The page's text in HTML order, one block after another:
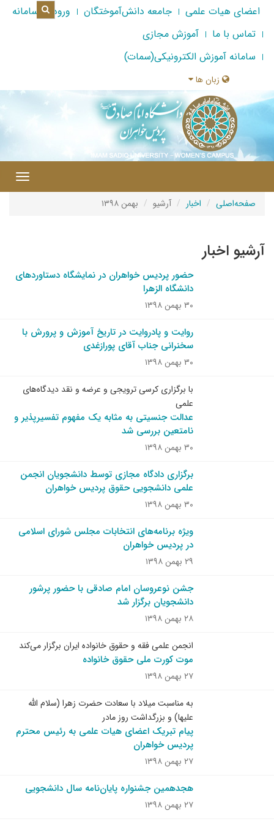
اعضای هیات علمی جامعه دانش‌آموختگان
ورود به سامانه
تماس با ما
آموزش مجازی
سامانه آموزش الکترونیکی(سمات)
زبان ها
صفحه‌اصلی اخبار آرشیو بهمن ۱۳۹۸
آرشیو اخبار
حضور پردیس خواهران در نمایشگاه دستاوردهای
دانشگاه الزهرا
۳۰ بهمن ۱۳۹۸
روایت و پادروایت در تاریخ آموزش و پرورش با
سخنرانی جناب آقای پورازغدی
۳۰ بهمن ۱۳۹۸
با برگزاری کرسی ترویجی و عرضه و نقد دیدگاه‌های
علمی
عدالت جنسیتی به مثابه یک مفهوم تفسیرپذیر و
نامتعین بررسی شد
۳۰ بهمن ۱۳۹۸
برگزاری دادگاه مجازی توسط دانشجویان انجمن
علمی دانشجویی حقوق پردیس خواهران
۳۰ بهمن ۱۳۹۸
ویژه برنامه‌های انتخابات مجلس شورای اسلامی
در پردیس خواهران
۲۹ بهمن ۱۳۹۸
جشن نوعروسان امام صادقی با حضور پرشور
دانشجویان برگزار شد
۲۸ بهمن ۱۳۹۸
انجمن علمی فقه و حقوق خانواده ایران برگزار می‌کند
موت کورت ملی حقوق خانواده
۲۷ بهمن ۱۳۹۸
به مناسبت میلاد با سعادت حضرت زهرا (سلام الله
علیها) و بزرگداشت روز مادر
پیام تبریک اعضای هیات علمی به رئیس محترم
پردیس خواهران
۲۷ بهمن ۱۳۹۸
هجدهمین جشنواره پایان‌نامه سال دانشجویی
۲۷ بهمن ۱۳۹۸